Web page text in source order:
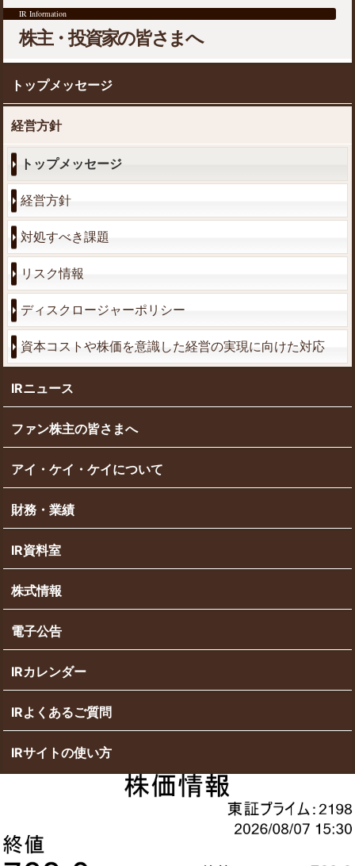
IR Information
株主・投資家の皆さまへ
トップメッセージ
経営方針
トップメッセージ
経営方針
対処すべき課題
リスク情報
ディスクロージャーポリシー
資本コストや株価を意識した経営の実現に向けた対応
IRニュース
ファン株主の皆さまへ
アイ・ケイ・ケイについて
財務・業績
IR資料室
株式情報
電子公告
IRカレンダー
IRよくあるご質問
IRサイトの使い方